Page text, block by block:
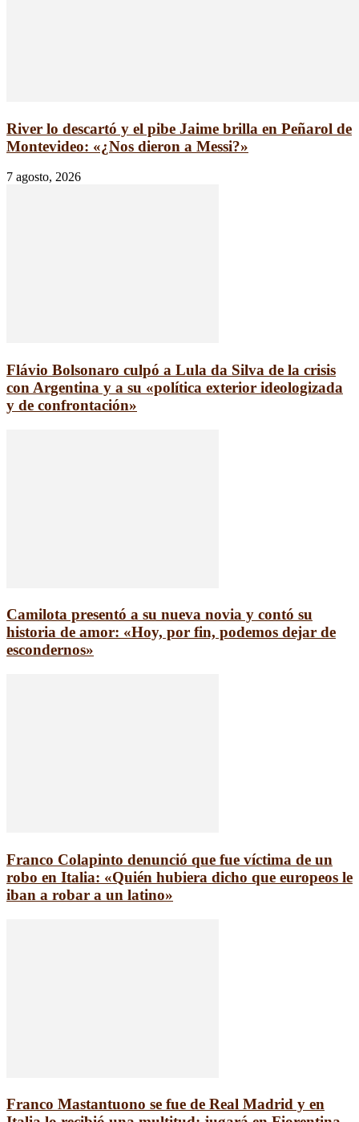
River lo descartó y el pibe Jaime brilla en Peñarol de
Montevideo: «¿Nos dieron a Messi?»
7 agosto, 2026
Flávio Bolsonaro culpó a Lula da Silva de la crisis
con Argentina y a su «política exterior ideologizada
y de confrontación»
Camilota presentó a su nueva novia y contó su
historia de amor: «Hoy, por fin, podemos dejar de
escondernos»
Franco Colapinto denunció que fue víctima de un
robo en Italia: «Quién hubiera dicho que europeos le
iban a robar a un latino»
Franco Mastantuono se fue de Real Madrid y en